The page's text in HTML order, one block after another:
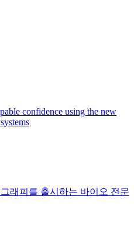
confidence using the new
래피를 출시하는 바이오 전문